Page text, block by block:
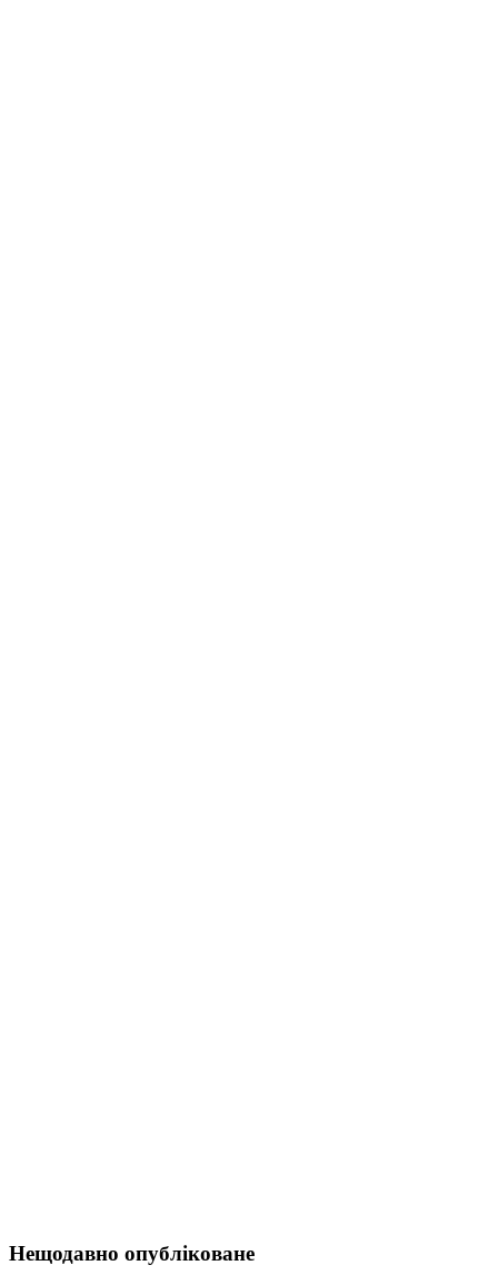
Нещодавно опубліковане